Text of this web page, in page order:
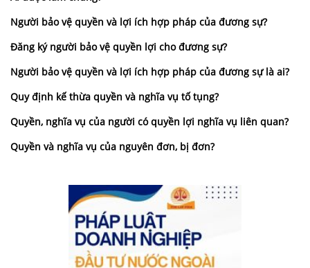
Người bảo vệ quyền và lợi ích hợp pháp của đương sự?
Đăng ký người bảo vệ quyền lợi cho đương sự?
Người bảo vệ quyền và lợi ích hợp pháp của đương sự là ai?
Quy định kế thừa quyền và nghĩa vụ tố tụng?
Quyền, nghĩa vụ của người có quyền lợi nghĩa vụ liên quan?
Quyền và nghĩa vụ của nguyên đơn, bị đơn?